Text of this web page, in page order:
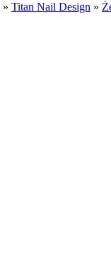
» Titan Nail Design »